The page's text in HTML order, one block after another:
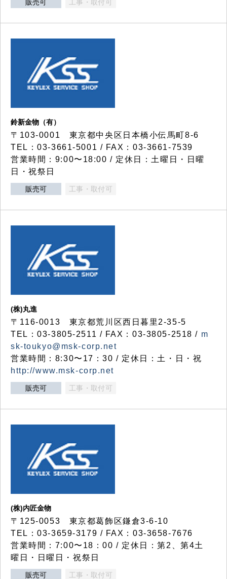
販売可 工事・取付可
鈴新金物（有）
〒103-0001 東京都中央区日本橋小伝馬町8-6
TEL：03-3661-5001 / FAX：03-3661-7539
営業時間：9:00〜18:00 / 定休日：土曜日・日曜
日・祝祭日
販売可 工事・取付可
(株)丸進
〒116-0013 東京都荒川区西日暮里2-35-5
TEL：03-3805-2511 / FAX：03-3805-2518 / m
sk-toukyo@msk-corp.net
営業時間：8:30〜17：30 / 定休日：土・日・祝
http://www.msk-corp.net
販売可 工事・取付可
(株)内匠金物
〒125-0053 東京都葛飾区鎌倉3-6-10
TEL：03-3659-3179 / FAX：03-3658-7676
営業時間：7:00〜18：00 / 定休日：第2、第4土
曜日・日曜日・祝祭日
販売可 工事・取付可